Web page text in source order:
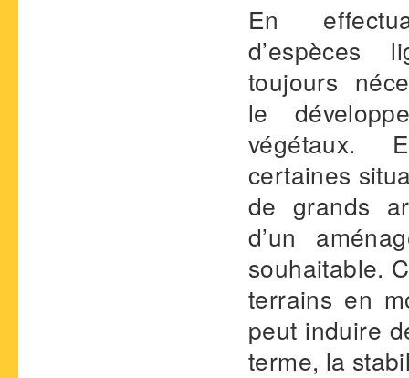
En
d’espèces
toujours
le
végétaux.
certaines
de grands
d’un
souhaitable.
terrains en
peut induire
terme, la